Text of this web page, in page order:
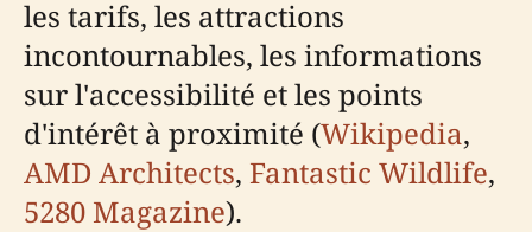
les tarifs, les attractions
incontournables, les informations
sur l'accessibilité et les points
d'intérêt à proximité (Wikipedia,
AMD Architects, Fantastic Wildlife,
5280 Magazine).